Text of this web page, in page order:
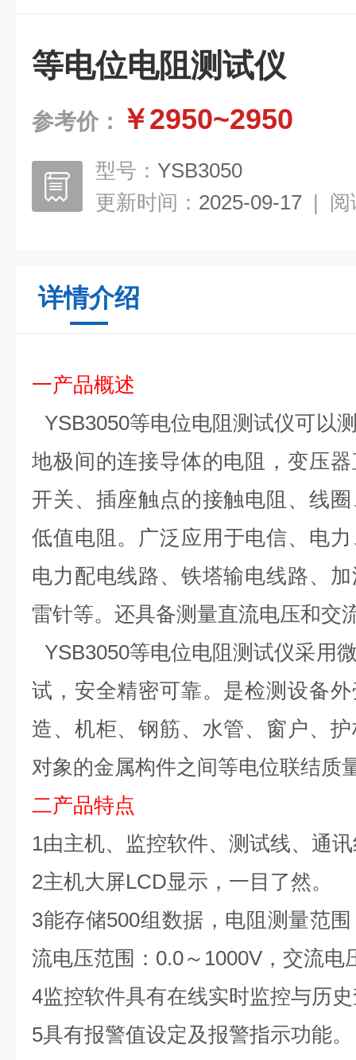
等电位电阻测试仪
参考价： ￥2950~2950
型号： YSB3050
更新时间： 2025-09-17 | 阅
详情介绍
一产品概述
YSB3050等电位电阻测试仪可以
地极间的连接导体的电阻，变压
开关、插座触点的接触电阻、线
低值电阻。 广泛应用于电信、电
电力配电线路、铁塔输电线路、
雷针等。还具备测量直流电压和交
YSB3050等电位电阻测试仪采用
试，安全精密可靠。是检测设备
造、机柜、钢筋、水管、窗户、
对象的金属构件之间等电位联结质
二产品特点
1由主机、监控软件、测试线、通
2主机大屏LCD显示，一目了然。
3能存储500组数据，电阻测量范
流电压范围：0.0～1000V，交流电
4监控软件具有在线实时监控与历
5具有报警值设定及报警指示功能。